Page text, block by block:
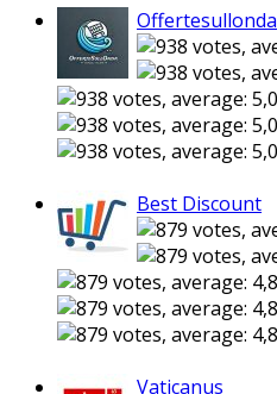
Offertesullonda
Best Discount
Vaticanus